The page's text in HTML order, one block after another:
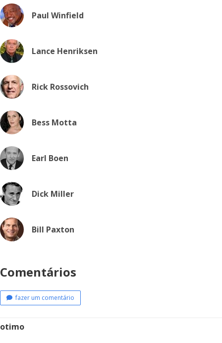
Paul Winfield
Lance Henriksen
Rick Rossovich
Bess Motta
Earl Boen
Dick Miller
Bill Paxton
Comentários
fazer um comentário
otimo